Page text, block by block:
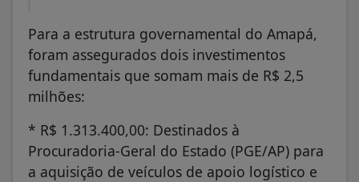
Para a estrutura governamental do Amapá,
foram assegurados dois investimentos
fundamentais que somam mais de R$ 2,5
milhões:
* R$ 1.313.400,00: Destinados à
Procuradoria-Geral do Estado (PGE/AP) para
a aquisição de veículos de apoio logístico e